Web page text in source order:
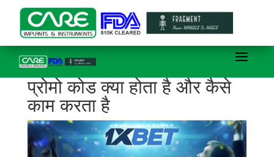
प्रोमो कोड क्या होता है और कैसे
काम करता है